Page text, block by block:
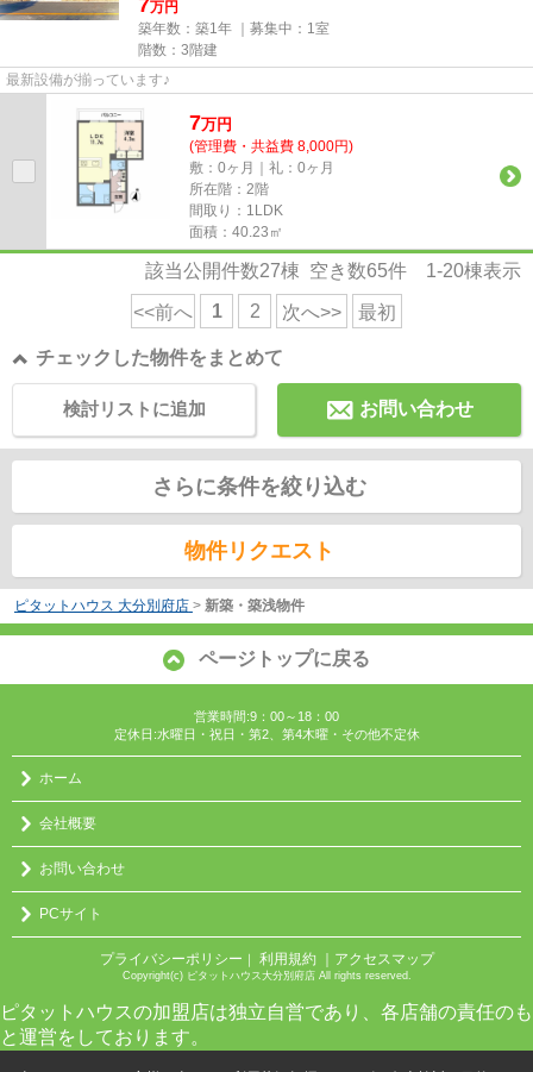
万円
築年数：築1年 ｜募集中： 1室
階数：3階建
最新設備が揃っています♪
7万円
(管理費・共益費 8,000円)
敷：0ヶ月｜礼：0ヶ月
所在階：2階
間取り：1LDK
面積：40.23㎡
該当公開件数27棟 空き数65件 1-20棟表示
<<前へ 1 2 次へ>> 最初
チェックした物件をまとめて
お問い合わせ
検討リストに追加
さらに条件を絞り込む
物件リクエスト
ピタットハウス 大分別府店 > 新築・築浅物件
ページトップに戻る
営業時間:9：00～18：00
定休日:水曜日・祝日・第2、第4木曜・その他不定休
ホーム
会社概要
お問い合わせ
PCサイト
プライバシーポリシー ｜ 利用規約 ｜アクセスマップ
Copyright(c) ピタットハウス大分別府店 All rights reserved.
ピタットハウスの加盟店は独立自営であり、各店舗の責任のも
と運営をしております。